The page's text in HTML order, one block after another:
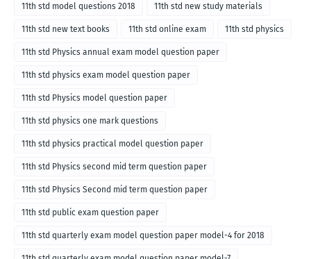
11th std model questions 2018 11th std new study materials
11th std new text books 11th std online exam 11th std physics
11th std Physics annual exam model question paper
11th std physics exam model question paper
11th std Physics model question paper
11th std physics one mark questions
11th std physics practical model question paper
11th std Physics second mid term question paper
11th std Physics Second mid term question paper
11th std public exam question paper
11th std quarterly exam model question paper model-4 for 2018